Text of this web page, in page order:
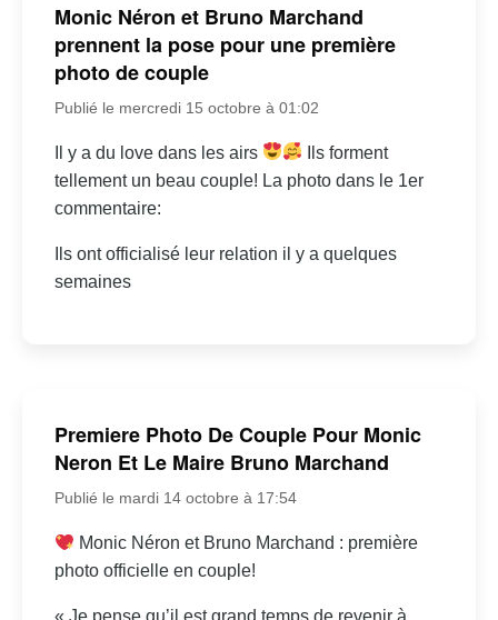
Monic Néron et Bruno Marchand
prennent la pose pour une première
photo de couple
Publié le mercredi 15 octobre à 01:02
Il y a du love dans les airs
Ils forment
tellement un beau couple! La photo dans le 1er
commentaire:
Ils ont officialisé leur relation il y a quelques
semaines
Premiere Photo De Couple Pour Monic
Neron Et Le Maire Bruno Marchand
Publié le mardi 14 octobre à 17:54
Monic Néron et Bruno Marchand : première
photo officielle en couple!